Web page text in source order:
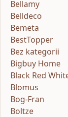
Bellamy
Belldeco
Bemeta
BestTopper
Bez kategorii
Bigbuy Home
Black Red
Blomus
Bog-Fran
Boltze